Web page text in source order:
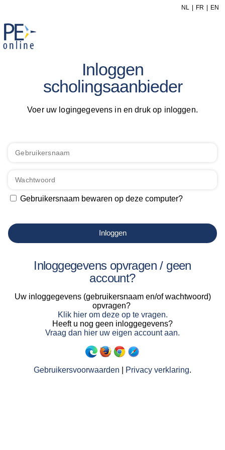
NL FR EN
Inloggen
scholingsaanbieder
Voer uw logingegevens in en druk op inloggen.
Gebruikersnaam bewaren op deze computer?
Inloggen
Inloggegevens opvragen / geen
account?
Uw inloggegevens (gebruikersnaam en/of wachtwoord)
opvragen?
Klik hier om deze op te vragen.
Heeft u nog geen inloggegevens?
Vraag dan hier uw eigen account aan.
Gebruikersvoorwaarden Privacy verklaring.